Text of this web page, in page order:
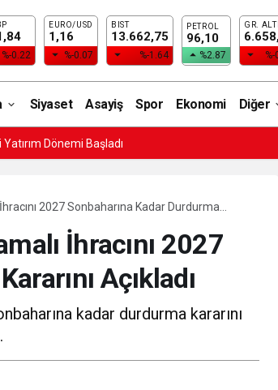
%-0.22
EURO/USD
1,16
%-0.07
BIST
13.662,75
%-1.64
PETROL
96,10
%2.87
GR.
Siyaset Asayiş Spor Ekonomi Diğer
Dönemi Başladı
2027 Sonbaharına Kadar Durdurma
İhracını 2027
Açıkladı
kadar durdurma kararını